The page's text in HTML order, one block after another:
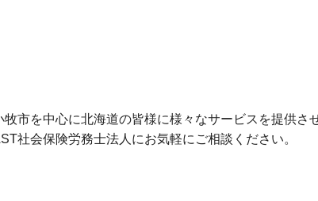
市を中心に北海道の皆様に様々なサービスを提供さ
社会保険労務士法人にお気軽にご相談ください。